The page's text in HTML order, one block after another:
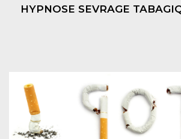
HYPNOSE SEVRAGE